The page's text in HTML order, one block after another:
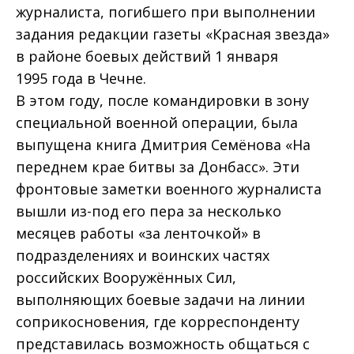
журналиста, погибшего при выполнении
задания редакции газеты «Красная звезда»
в районе боевых действий 1 января
1995 года в Чечне.
В этом году, после командировки в зону
специальной военной операции, была
выпущена книга Дмитрия Семёнова «На
переднем крае битвы за Донбасс». Эти
фронтовые заметки военного журналиста
вышли из-под его пера за несколько
месяцев работы «за ленточкой» в
подразделениях и воинских частях
российских Вооружённых Сил,
выполняющих боевые задачи на линии
соприкосновения, где корреспонденту
представилась возможность общаться с